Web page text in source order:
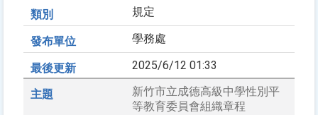
規定
學務處
2025/6/12 01:33
新竹市立成德高級中學性別平
等教育委員會組織章程